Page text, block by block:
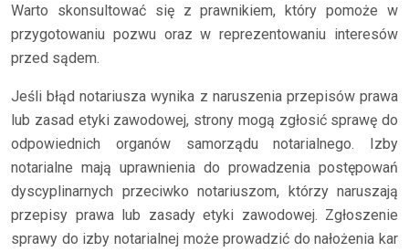
Warto skonsultować się z prawnikiem, który pomoże w
przygotowaniu pozwu oraz w reprezentowaniu interesów
przed sądem.
Jeśli błąd notariusza wynika z naruszenia przepisów prawa
lub zasad etyki zawodowej, strony mogą zgłosić sprawę do
odpowiednich organów samorządu notarialnego. Izby
notarialne mają uprawnienia do prowadzenia postępowań
dyscyplinarnych przeciwko notariuszom, którzy naruszają
przepisy prawa lub zasady etyki zawodowej. Zgłoszenie
sprawy do izby notarialnej może prowadzić do nałożenia kar